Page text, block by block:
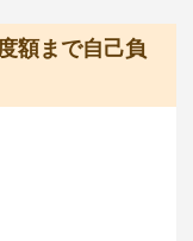
額まで自己負